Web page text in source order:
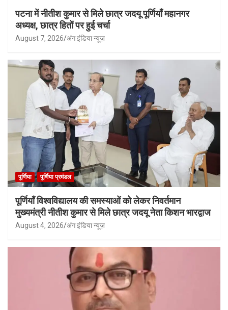
पटना में नीतीश कुमार से मिले छात्र जदयू पूर्णियाँ महानगर
अध्यक्ष, छात्र हितों पर हुई चर्चा
August 7, 2026 अंग इंडिया न्यूज़
पूर्णिया पूर्णिया प्रमंडल
पूर्णियाँ विश्वविद्यालय की समस्याओं को लेकर निवर्तमान
मुख्यमंत्री नीतीश कुमार से मिले छात्र जदयू नेता किशन भारद्वाज
August 4, 2026 अंग इंडिया न्यूज़